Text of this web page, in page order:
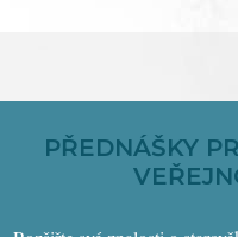
PŘEDNÁŠKY